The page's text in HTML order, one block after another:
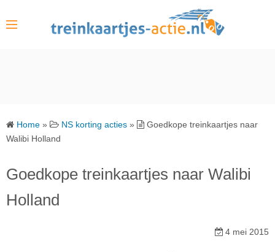
Home » NS korting acties »
Goedkope treinkaartjes naar
Walibi Holland
Goedkope treinkaartjes naar Walibi
Holland
4 mei 2015